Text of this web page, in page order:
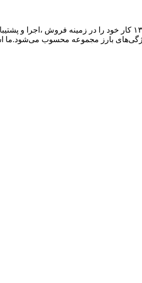
گروه فنی مهندسی ارتباط ساز، نمایندگی تجهیزات ارتباطی
بارز مجموعه محسوب می‌شود.ما